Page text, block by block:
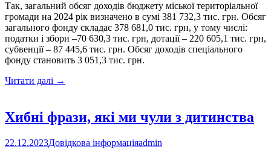
Так, загальний обсяг доходів бюджету міської територіальної
громади на 2024 рік визначено в сумі 381 732,3 тис. грн. Обсяг
загального фонду складає 378 681,0 тис. грн, у тому числі:
податки і збори –70 630,3 тис. грн, дотації – 220 605,1 тис. грн,
субвенції – 87 445,6 тис. грн. Обсяг доходів спеціального
фонду становить 3 051,3 тис. грн.
Читати далі Прийнято
міської
територіальної
на
→
Хибні фрази, які ми чули з дитинства
22.12.2023Довідкова інформаціяadmin